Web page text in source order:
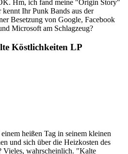
Hm, ich fand meine "Origin Story"
Ihr Punk Bands aus der
Besetzung von Google, Facebook
Microsoft am Schlagzeug?
Köstlichkeiten LP
heißen Tag in seinem kleinen
und sich über die Heizkosten des
Vieles, wahrscheinlich. "Kalte